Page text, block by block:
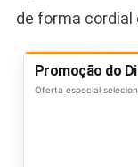
de forma
Promoção do
Oferta especial